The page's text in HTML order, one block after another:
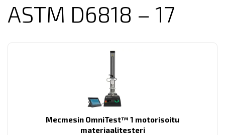
ASTM D6818 – 17
Mecmesin OmniTest™ 1 motorisoitu
materiaalitesteri